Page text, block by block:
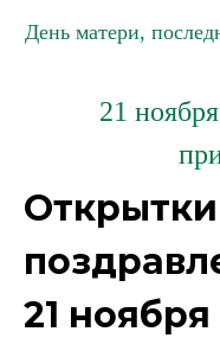
День матери,
21
Открытки
21